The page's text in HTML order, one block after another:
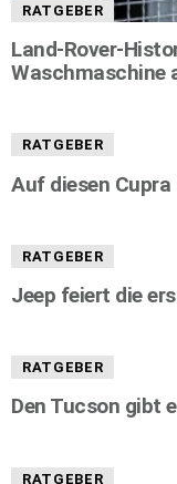
RATGEBER
Land-Rover-
Waschmaschine
RATGEBER
Auf diesen
RATGEBER
Jeep feiert die
RATGEBER
Den Tucson gibt
RATGEBER